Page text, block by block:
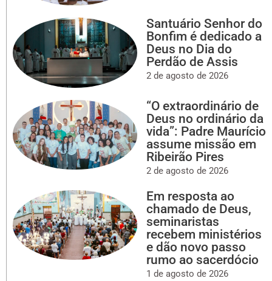
Santuário Senhor do
Bonfim é dedicado a
Deus no Dia do
Perdão de Assis
2 de agosto de 2026
“O extraordinário de
Deus no ordinário da
vida”: Padre Maurício
assume missão em
Ribeirão Pires
2 de agosto de 2026
Em resposta ao
chamado de Deus,
seminaristas
recebem ministérios
e dão novo passo
rumo ao sacerdócio
1 de agosto de 2026